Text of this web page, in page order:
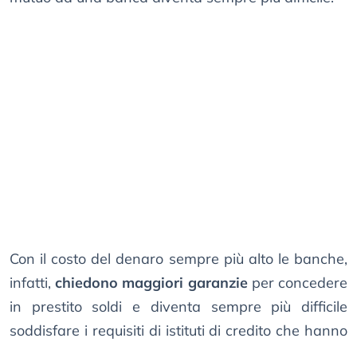
Con il costo del denaro sempre più alto le banche,
infatti,chiedono maggiori garanzieper concedere
in prestito soldi e diventa sempre più difficile
soddisfare i requisiti di istituti di credito che hanno